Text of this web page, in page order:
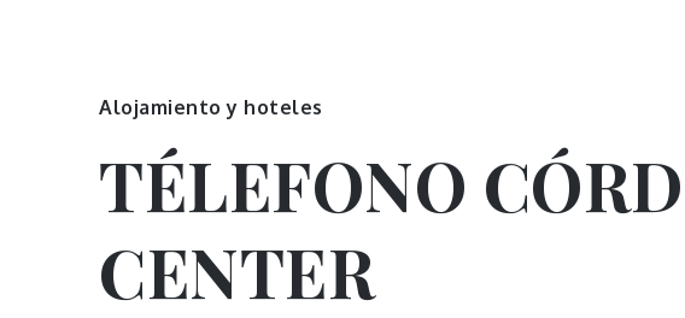
Numero
Alojamiento y hoteles
TÉLEFONO
CENTER